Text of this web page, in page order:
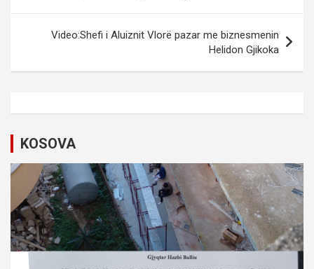
s
a
a
i
o
n
Video:Shefi i Aluiznit Vlorë pazar me biznesmenin
Helidon Gjikoka
KOSOVA